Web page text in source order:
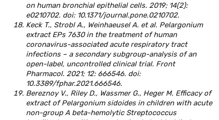
on human bronchial epithelial cells. 2019; 14(2):
e0210702. doi: 10.1371/journal.pone.0210702.
Keck T., Strobl A., Weinhaeusel A. et al. Pelargonium
extract EPs 7630 in the treatment of human
coronavirus-associated acute respiratory tract
infections – a secondary subgroup-analysis of an
open-label, uncontrolled clinical trial. Front
Pharmacol. 2021; 12: 666546. doi:
10.3389/fphar.2021.666546.
Bereznoy V., Riley D., Wassmer G., Heger M. Efficacy of
extract of Pelargonium sidoides in children with acute
non-group A beta-hemolytic Streptococcus